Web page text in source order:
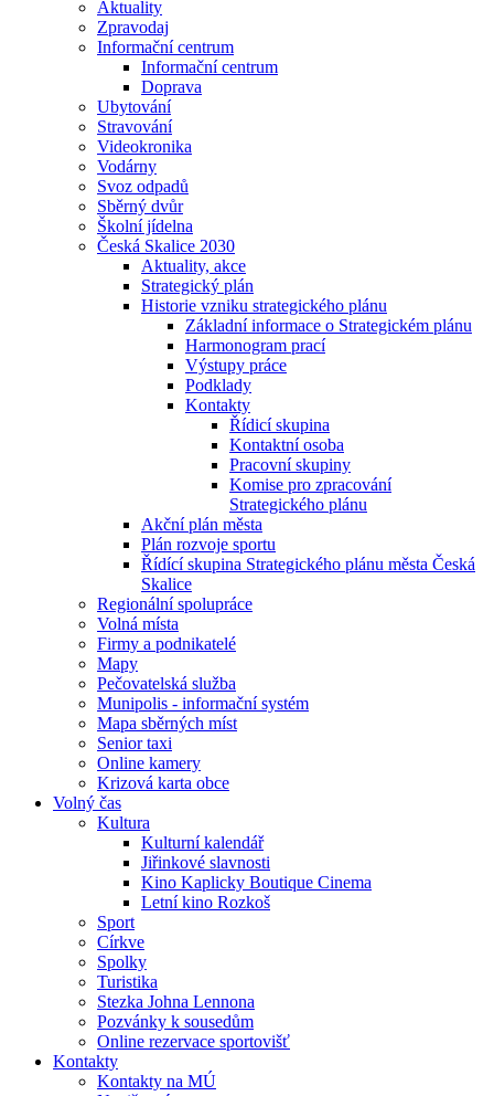
Aktuality
Zpravodaj
Informační centrum
Informační centrum
Doprava
Ubytování
Stravování
Videokronika
Vodárny
Svoz odpadů
Sběrný dvůr
Školní jídelna
Česká Skalice 2030
Aktuality, akce
Strategický plán
Historie vzniku strategického plánu
Základní informace o Strategickém plánu
Harmonogram prací
Výstupy práce
Podklady
Kontakty
Řídicí skupina
Kontaktní osoba
Pracovní skupiny
Komise pro zpracování
Strategického plánu
Akční plán města
Plán rozvoje sportu
Řídící skupina Strategického plánu města Česká
Skalice
Regionální spolupráce
Volná místa
Firmy a podnikatelé
Mapy
Pečovatelská služba
Munipolis - informační systém
Mapa sběrných míst
Senior taxi
Online kamery
Krizová karta obce
Volný čas
Kultura
Kulturní kalendář
Jiřinkové slavnosti
Kino Kaplicky Boutique Cinema
Letní kino Rozkoš
Sport
Církve
Spolky
Turistika
Stezka Johna Lennona
Pozvánky k sousedům
Online rezervace sportovišť
Kontakty
Kontakty na MÚ